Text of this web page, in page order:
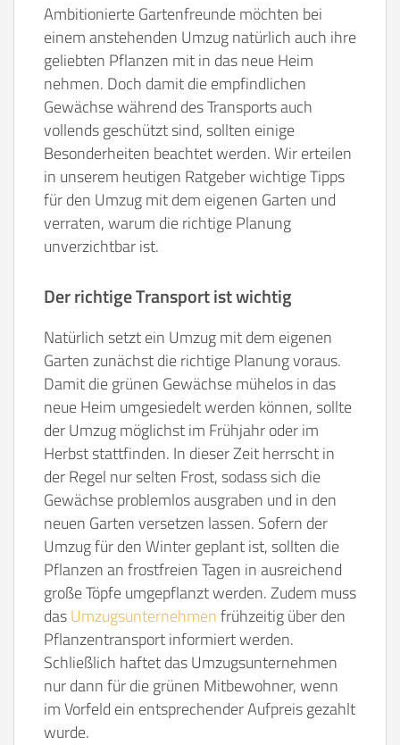
Ambitionierte Gartenfreunde möchten bei
einem anstehenden Umzug natürlich auch ihre
geliebten Pflanzen mit in das neue Heim
nehmen. Doch damit die empfindlichen
Gewächse während des Transports auch
vollends geschützt sind, sollten einige
Besonderheiten beachtet werden. Wir erteilen
in unserem heutigen Ratgeber wichtige Tipps
für den Umzug mit dem eigenen Garten und
verraten, warum die richtige Planung
unverzichtbar ist.
Der richtige Transport ist wichtig
Natürlich setzt ein Umzug mit dem eigenen
Garten zunächst die richtige Planung voraus.
Damit die grünen Gewächse mühelos in das
neue Heim umgesiedelt werden können, sollte
der Umzug möglichst im Frühjahr oder im
Herbst stattfinden. In dieser Zeit herrscht in
der Regel nur selten Frost, sodass sich die
Gewächse problemlos ausgraben und in den
neuen Garten versetzen lassen. Sofern der
Umzug für den Winter geplant ist, sollten die
Pflanzen an frostfreien Tagen in ausreichend
große Töpfe umgepflanzt werden. Zudem muss
dasUmzugsunternehmenfrühzeitig über den
Pflanzentransport informiert werden.
Schließlich haftet das Umzugsunternehmen
nur dann für die grünen Mitbewohner, wenn
im Vorfeld ein entsprechender Aufpreis gezahlt
wurde.